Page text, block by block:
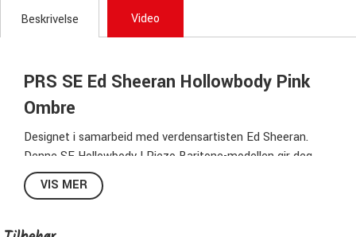
Beskrivelse Video
PRS SE Ed Sheeran Hollowbody Pink
Ombre
Designet i samarbeid med verdensartisten Ed Sheeran.
Denne SE Hollowbody I Piezo Baritone-modellen gir deg
varme, dybde og et dynamisk omfang, og åpner for et helt
nytt lydlandskap – fra fyldige akustiske teksturer til
VIS MER